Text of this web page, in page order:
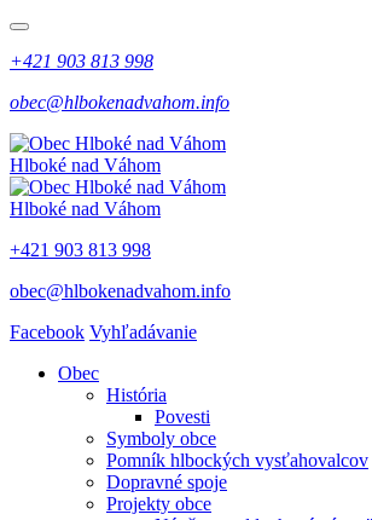
+421 903 813 998
obec@hlbokenadvahom.info
Hlboké nad Váhom
Hlboké nad Váhom
+421 903 813 998
obec@hlbokenadvahom.info
Facebook Vyhľadávanie
Obec
História
Povesti
Symboly obce
Pomník hlbockých vysťahovalcov
Dopravné spoje
Projekty obce